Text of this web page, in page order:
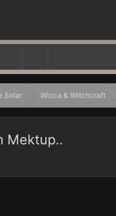
Sırlar Wicca & Witchcraft
Mektup..